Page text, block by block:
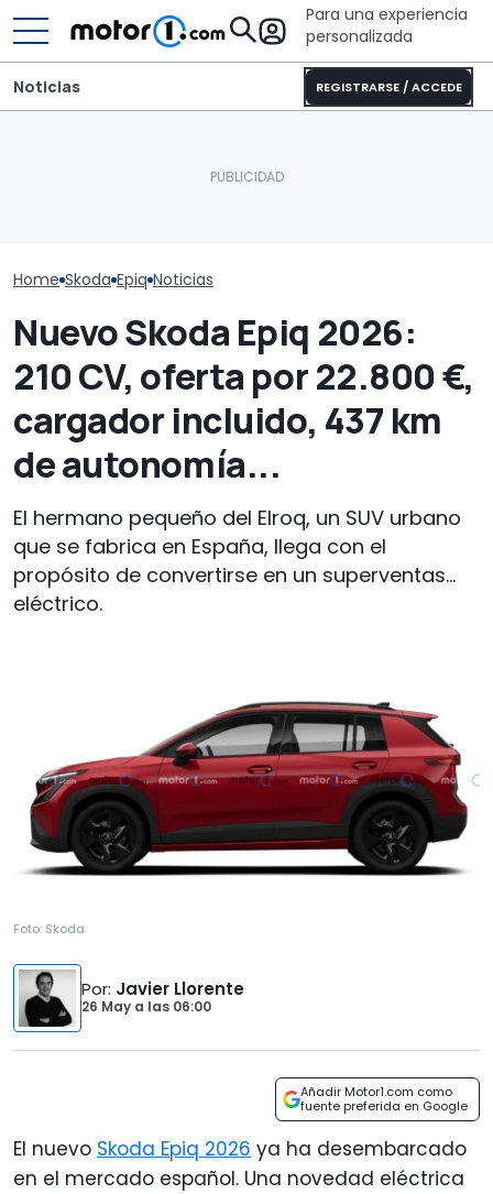
Para una experiencia
personalizada
REGISTRARSE / ACCEDE
Noticias
Home Skoda Epiq Noticias
Nuevo Skoda Epiq 2026:
210 CV, oferta por 22.800 €,
cargador incluido, 437 km
de autonomía...
El hermano pequeño del Elroq, un SUV urbano
que se fabrica en España, llega con el
propósito de convertirse en un superventas...
eléctrico.
Foto: Skoda
Por: Javier Llorente
26 May a las 06:00
Añadir Motor1.com como
fuente preferida en Google
El nuevo Skoda Epiq 2026 ya ha desembarcado
en el mercado español. Una novedad eléctrica